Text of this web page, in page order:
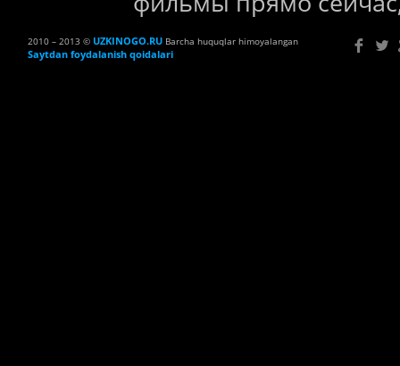
2010 – 2013 © UZKINOGO.RU Barcha huquqlar himoyalangan
Saytdan foydalanish qoidalari